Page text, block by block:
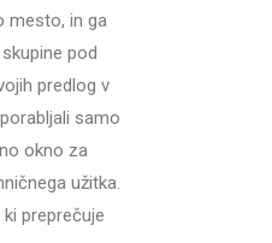
mesto, in ga
pod
predlog v
samo
okno za
užitka.
preprečuje